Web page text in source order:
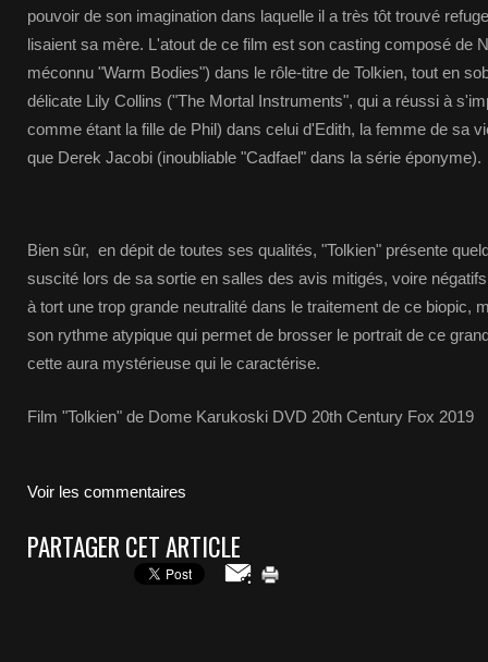
pouvoir de son imagination dans laquelle il a très tôt trouvé
lisaient sa mère. L'atout de ce film est son casting composé de
méconnu "Warm Bodies") dans le rôle-titre de Tolkien, tout en
délicate Lily Collins ("The Mortal Instruments", qui a réussi à
comme étant la fille de Phil) dans celui d'Edith, la femme de sa
que Derek Jacobi (inoubliable "Cadfael" dans la série éponyme).
Bien sûr, en dépit de toutes ses qualités, "Tolkien" présente
suscité lors de sa sortie en salles des avis mitigés, voire
à tort une trop grande neutralité dans le traitement de ce biopic,
son rythme atypique qui permet de brosser le portrait de ce
cette aura mystérieuse qui le caractérise.
Film "Tolkien" de Dome Karukoski DVD 20th Century Fox 2019
Voir les commentaires
PARTAGER CET ARTICLE